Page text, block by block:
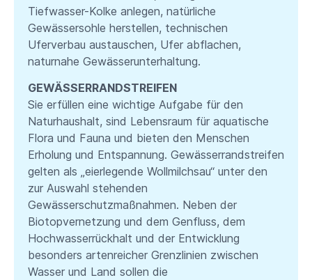
Tiefwasser-Kolke anlegen, natürliche
Gewässersohle herstellen, technischen
Uferverbau austauschen, Ufer abflachen,
naturnahe ⁠Gewässerunterhaltung.⁠
GEWÄSSERRANDSTREIFEN
Sie erfüllen eine wichtige Aufgabe für den
Naturhaushalt, sind Lebensraum für aquatische
Flora und Fauna und bieten den Menschen
Erholung und Entspannung. Gewässerrandstreifen
gelten als „eierlegende Wollmilchsau“ unter den
zur Auswahl stehenden
Gewässerschutzmaßnahmen. Neben der
Biotopvernetzung und dem Genfluss, dem
Hochwasserrückhalt und der Entwicklung
besonders artenreicher Grenzlinien zwischen
Wasser und Land sollen die